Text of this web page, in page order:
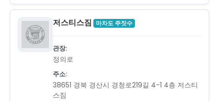
저스티스짐 마차도 주짓수
관장:
정의로
주소:
38651 경북 경산시 경청로219길 4-1 4층 저스티
스짐